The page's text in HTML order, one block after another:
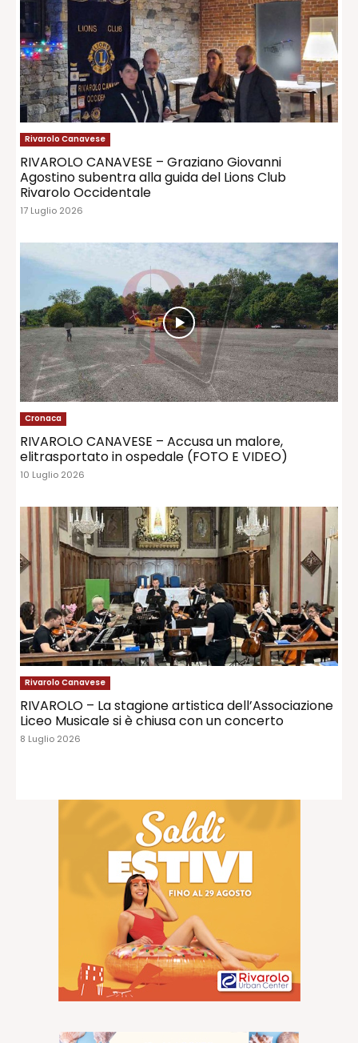
Rivarolo Canavese
RIVAROLO CANAVESE – Graziano Giovanni
Agostino subentra alla guida del Lions Club
Rivarolo Occidentale
17 Luglio 2026
Cronaca
RIVAROLO CANAVESE – Accusa un malore,
elitrasportato in ospedale (FOTO E VIDEO)
10 Luglio 2026
Rivarolo Canavese
RIVAROLO – La stagione artistica dell’Associazione
Liceo Musicale si è chiusa con un concerto
8 Luglio 2026